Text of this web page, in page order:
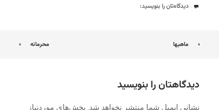
دیدگاه‌ها
دیدگاه‌تان را بنویسید:
ناوبری
ماهیها محرمانه
دیدگاهتان را بنویسید
نشانی ایمیل شما منتشر نخواهد شد. بخش‌های موردنیاز